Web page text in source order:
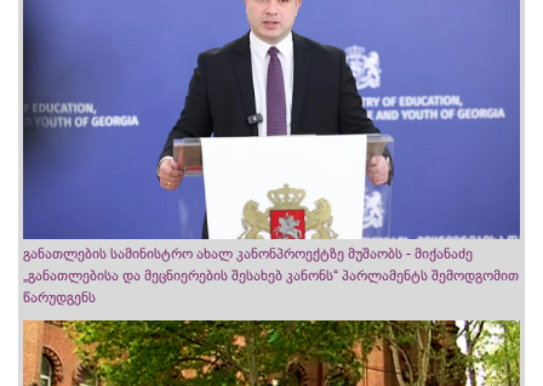
განათლების სამინისტრო ახალ კანონპროექტზე მუშაობს - მიქანაძე
„განათლებისა და მეცნიერების შესახებ კანონს“ პარლამენტს შემოდგომით
წარუდგენს